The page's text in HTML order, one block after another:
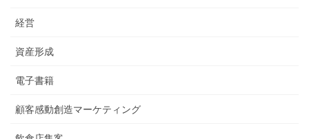
経営
資産形成
電子書籍
顧客感動創造マーケティング